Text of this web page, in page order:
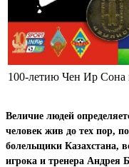
100-летию Чен Ир Сона
Величие людей
человек жив до тех пор,
болельщики Казахстана,
игрока и тренера Андрея